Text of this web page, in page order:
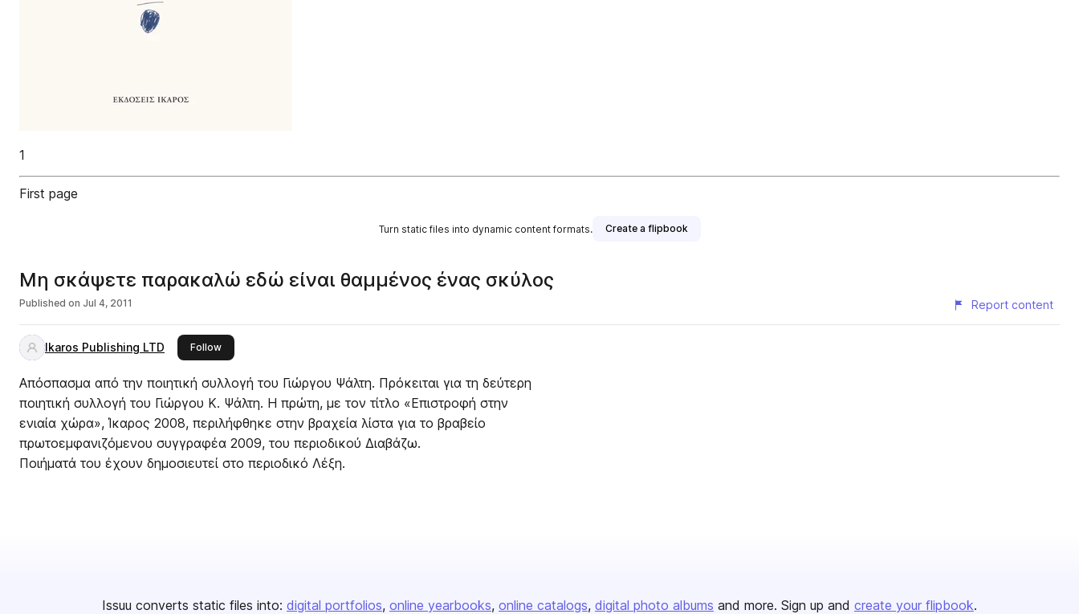
1
First page
Turn static files into dynamic content formats. Create a flipbook
Μη σκάψετε παρακαλώ εδώ είναι θαμμένος ένας σκύλος
Published on Jul 4, 2011 Report content
Ikaros Publishing LTD Followthis publisher
Απόσπασμα από την ποιητική συλλογή του Γιώργου Ψάλτη. Πρόκειται για τη δεύτερη
ποιητική συλλογή του Γιώργου Κ. Ψάλτη. Η πρώτη, με τον τίτλο «Επιστροφή στην
ενιαία χώρα», Ίκαρος 2008, περιλήφθηκε στην βραχεία λίστα για το βραβείο
πρωτοεμφανιζόμενου συγγραφέα 2009, του περιοδικού Διαβάζω.
Ποιήματά του έχουν δημοσιευτεί στο περιοδικό Λέξη.
Issuu converts static files into: digital portfolios online yearbooks online catalogs digital photo albums and more. Sign up and create your flipbook.